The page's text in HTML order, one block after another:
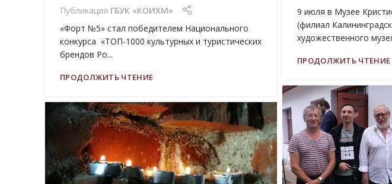
9 июля в Музее
(филиал
художественного
ПРОДОЛЖИТЬ ЧТЕНИЕ
Публикация ГБУК «КОИХМ»
«Форт №5» стал победителем Национального
конкурса «ТОП-1000 культурных и туристических
брендов Ро...
ПРОДОЛЖИТЬ ЧТЕНИЕ
05
ИЮЛ
22